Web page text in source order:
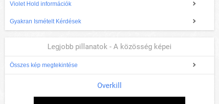
Violet Hold információk
Gyakran Ismételt Kérdések
Legjobb pillanatok - A közösség képei
Összes kép megtekintése
Overkill